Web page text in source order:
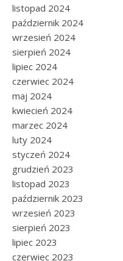
listopad 2024
październik 2024
wrzesień 2024
sierpień 2024
lipiec 2024
czerwiec 2024
maj 2024
kwiecień 2024
marzec 2024
luty 2024
styczeń 2024
grudzień 2023
listopad 2023
październik 2023
wrzesień 2023
sierpień 2023
lipiec 2023
czerwiec 2023